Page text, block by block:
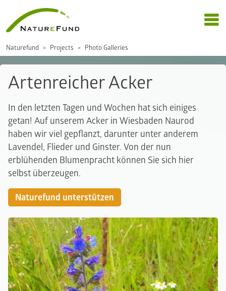
Naturefund Projects Photo Galleries
Artenreicher Acker
In den letzten Tagen und Wochen hat sich einiges
getan! Auf unserem Acker in Wiesbaden Naurod
haben wir viel gepflanzt, darunter unter anderem
Lavendel, Flieder und Ginster. Von der nun
erblühenden Blumenpracht können Sie sich hier
selbst überzeugen.
Naturefund unterstützen